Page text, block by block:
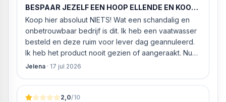
medewerker gaf aan dat, als we gelijk via de
website gingen bestellen en betalen, hij z’n best
ging doen om ‘s middags nog te leveren. Het
bleken geen loze woorden: om 16.00 uur werd de
Neff vaatwasser geleverd en ver
BESPAAR JEZELF EEN HOOP ELLENDE EN KOOP
HIER NIETS!
Koop hier absoluut NIETS! Wat een schandalig en
onbetrouwbaar bedrijf is dit. Ik heb een vaatwasser
besteld en deze ruim voor lever dag geannuleerd.
Ik heb het product nooit gezien of aangeraakt. Nu
weigeren ze gewoon om mijn geld volledig terug te
van MIJN geld inhouden!
Jelena · 17 jul 2026
2,0/10